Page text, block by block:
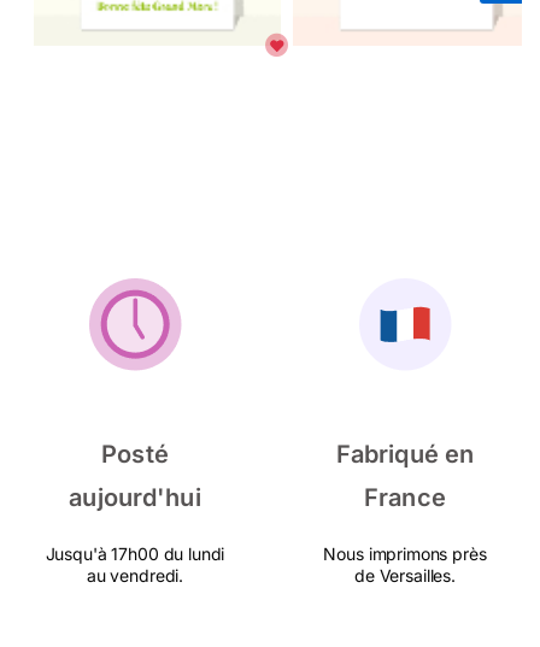
Posté
aujourd'hui
Jusqu'à 17h00 du lundi
au vendredi.
Fabriqué en
France
Nous imprimons près
de Versailles.